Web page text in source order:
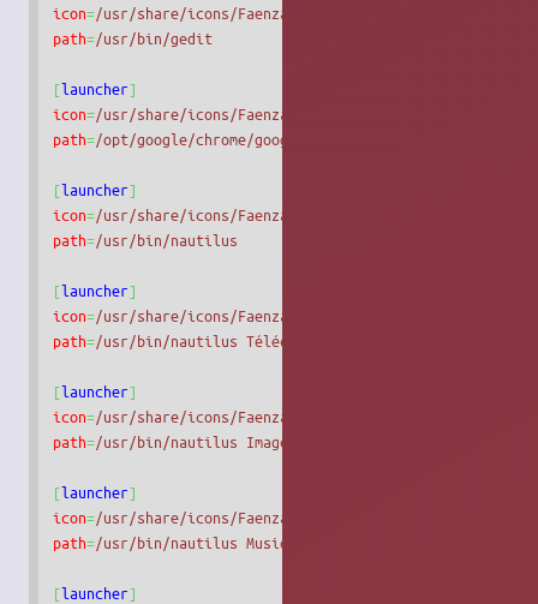
icon=/usr/share/icons/Faenza/apps/24/text-editor.png
path=/usr/bin/gedit
[launcher]
icon=/usr/share/icons/Faenza/apps/24/google-chrome.png
path=/opt/google/chrome/google-chrome
[launcher]
icon=/usr/share/icons/Faenza/places/24/user-home.png
path=/usr/bin/nautilus
[launcher]
icon=/usr/share/icons/Faenza/places/24/folder-
path=/usr/bin/nautilus Téléchargements
[launcher]
icon=/usr/share/icons/Faenza/places/24/folder-
path=/usr/bin/nautilus Images
[launcher]
icon=/usr/share/icons/Faenza/places/24/folder-music.png
path=/usr/bin/nautilus Musique
[launcher]